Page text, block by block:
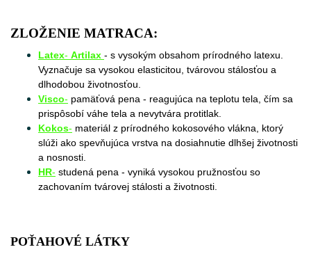
ZLOŽENIE MATRACA:
Latex- Artilax - s vysokým obsahom prírodného latexu.
Vyznačuje sa vysokou elasticitou, tvárovou stálosťou a
dlhodobou životnosťou.
Visco- pamäťová pena - reagujúca na teplotu tela, čím sa
prispôsobí váhe tela a nevytvára protitlak.
Kokos- materiál z prírodného kokosového vlákna, ktorý
slúži ako spevňujúca vrstva na dosiahnutie dlhšej životnosti
a nosnosti.
HR- studená pena - vyniká vysokou pružnosťou so
zachovaním tvárovej stálosti a životnosti.
POŤAHOVÉ LÁTKY